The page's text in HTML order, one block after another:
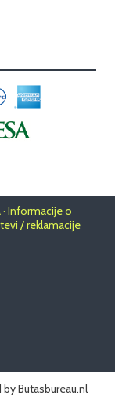
· Informacije o
/ reklamacije
byButasbureau.nl